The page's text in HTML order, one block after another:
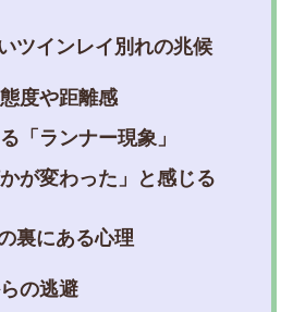
ツインレイ別れの兆候
度や距離感
「ランナー現象」
が変わった」と感じる
裏にある心理
の逃避